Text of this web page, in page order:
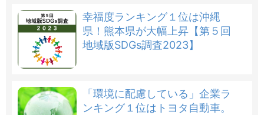
幸福度ランキング１位は沖縄
県！熊本県が大幅上昇【第５回
地域版SDGs調査2023】
「環境に配慮している」企業ラ
ンキング１位はトヨタ自動車。